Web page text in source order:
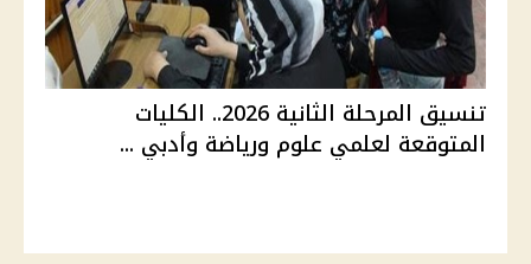
تنسيق المرحلة الثانية 2026.. الكليات
المتوقعة لعلمي علوم ورياضة وأدبي ...